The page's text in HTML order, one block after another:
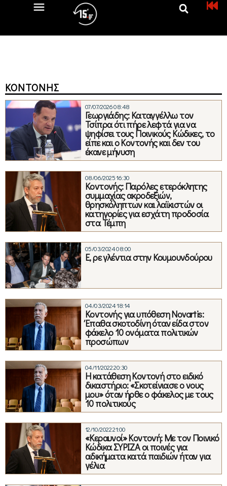
ΚΟΝΤΟΝΉΣ
07/07/2026 08:48
Γεωργιάδης: Καταγγέλλω τον
Τσίπρα ότι πήρε λεφτά για να
ψηφίσει τους Ποινικούς Κώδικες, το
είπε και ο Κοντονής και δεν του
έκανε μήνυση
08/06/2025 16:30
Κοντονής: Παρόλες ετερόκλητης
συμμαχίας ακροδεξιών,
θρησκόληπτων και λαϊκιστών οι
κατηγορίες για εσχάτη προδοσία
στα Τέμπη
05/03/2024 08:00
Ε, ρε γλέντια στην Κουμουνδούρου
04/03/2024 18:14
Κοντονής για υπόθεση Novartis:
Έπαθα σκοτοδίνη όταν είδα στον
φάκελο 10 ονόματα πολιτικών
προσώπων
04/11/2022 20:30
Η κατάθεση Κοντονή στο ειδικό
δικαστήριο: «Σκοτείνιασε ο νους
μου» όταν ήρθε ο φάκελος με τους
10 πολιτικούς
12/10/2022 21:00
«Κεραυνοί» Κοντονή: Με τον Ποινικό
Κώδικα ΣΥΡΙΖΑ οι ποινές για
αδικήματα κατά παιδιών ήταν για
γέλια